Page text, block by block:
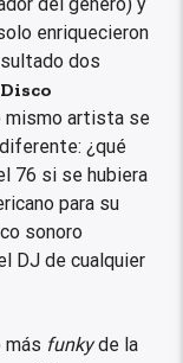
del género) y
enriquecieron
dos
mismo artista se
¿qué
76 si se hubiera
para su
sonoro
DJ de cualquier
más funkyde la